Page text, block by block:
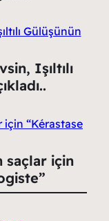
Işıltılı
saçlar için